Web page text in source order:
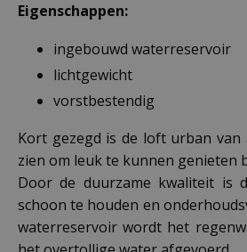
Eigenschappen:
ingebouwd waterreservoir
lichtgewicht
vorstbestendig
Kort gezegd is de loft urban van
zien om leuk te kunnen genieten
Door de duurzame kwaliteit is
schoon te houden en
waterreservoir wordt het